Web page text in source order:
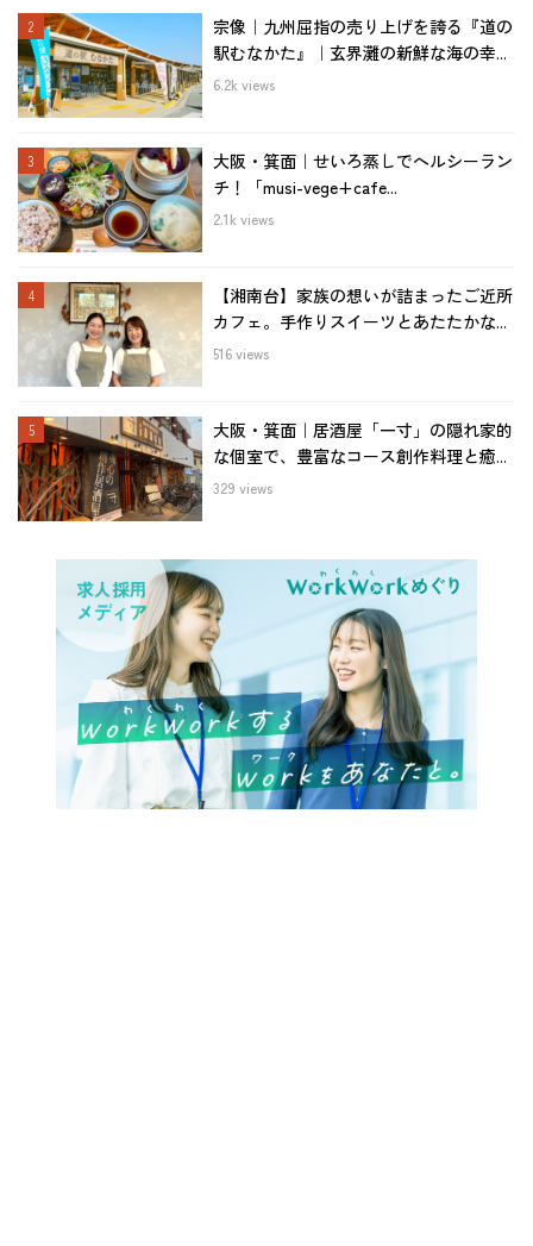
宗像｜九州屈指の売り上げを誇る『道の
駅むなかた』｜玄界灘の新鮮な海の幸...
6.2k views
大阪・箕面｜せいろ蒸しでヘルシーラン
チ！「musi-vege+cafe...
2.1k views
【湘南台】家族の想いが詰まったご近所
カフェ。手作りスイーツとあたたかな...
516 views
大阪・箕面｜居酒屋「一寸」の隠れ家的
な個室で、豊富なコース創作料理と癒...
329 views